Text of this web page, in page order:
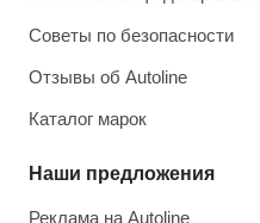
Советы по безопасности
Отзывы об Autoline
Каталог марок
Наши предложения
Реклама на Autoline